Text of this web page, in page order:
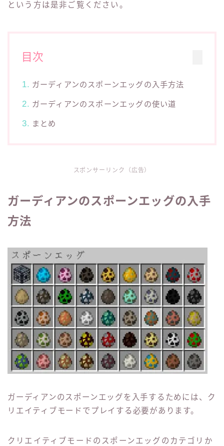
という方は是非ご覧ください。
目次
ガーディアンのスポーンエッグの入手方法
ガーディアンのスポーンエッグの使い道
まとめ
スポンサーリンク（広告）
ガーディアンのスポーンエッグの入手
方法
ガーディアンのスポーンエッグを入手するためには、ク
リエイティブモードでプレイする必要があります。
クリエイティブモードのスポーンエッグのカテゴリか